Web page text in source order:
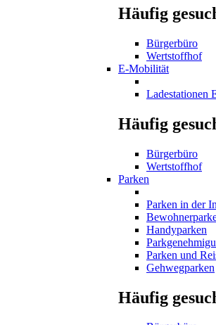
Häufig
Bürgerbüro
Wertstoffhof
E-Mobilität
Ladestationen
Häufig
Bürgerbüro
Wertstoffhof
Parken
Parken in der
Handyparken
Parken und
Gehwegparken
Häufig